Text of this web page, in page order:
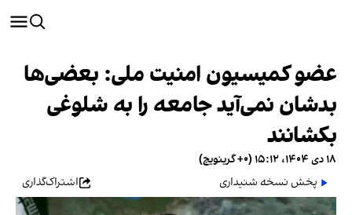
عضو کمیسیون امنیت ملی: بعضی‌ها
بدشان نمی‌آید جامعه را به شلوغی
بکشانند
۱۸ دی ۱۴۰۴، ۱۵:۱۲ (‎+۰ گرینویچ)
پخش نسخه شنیداری
اشتراک‌گذاری